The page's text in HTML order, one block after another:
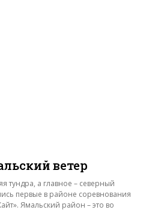
ветер
тундра, а главное – северный
первые в районе соревнования
– это во